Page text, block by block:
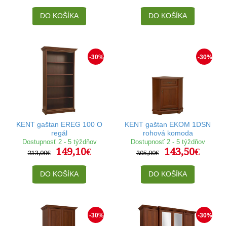
DO KOŠÍKA DO KOŠÍKA
-30%
KENT gaštan EREG 100 O
regál
Dostupnosť 2 - 5 týždňov
213,00€
149,10€
DO KOŠÍKA
-30%
KENT gaštan EKOM 1DSN
rohová komoda
Dostupnosť 2 - 5 týždňov
205,00€
143,50€
DO KOŠÍKA
-30% -30%